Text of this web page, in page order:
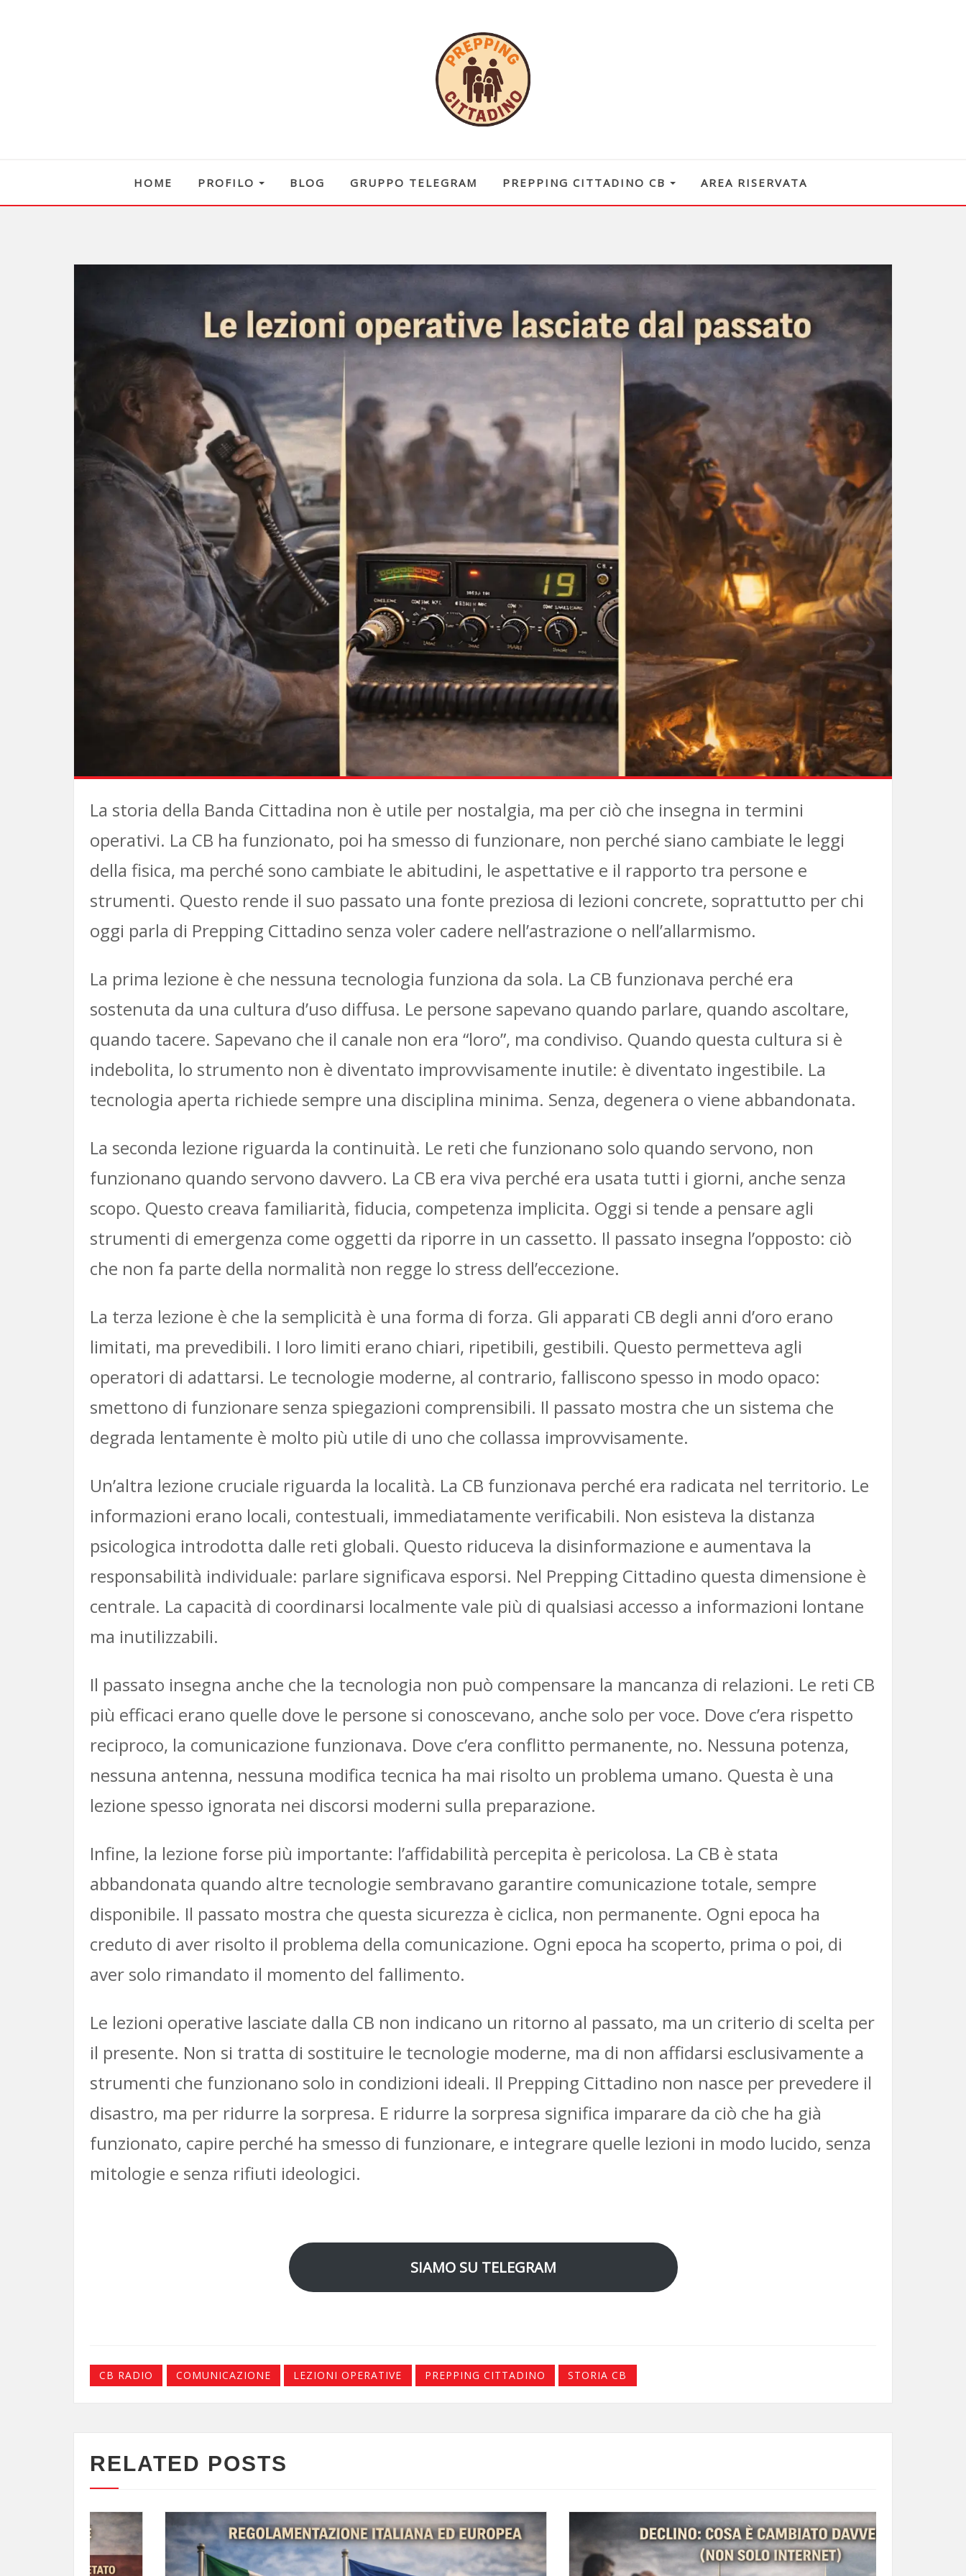
HOME PROFILO BLOG GRUPPO TELEGRAM PREPPING CITTADINO CB AREA RISERVATA
La storia della Banda Cittadina non è utile per nostalgia, ma per ciò che insegna in termini
operativi. La CB ha funzionato, poi ha smesso di funzionare, non perché siano cambiate le leggi
della fisica, ma perché sono cambiate le abitudini, le aspettative e il rapporto tra persone e
strumenti. Questo rende il suo passato una fonte preziosa di lezioni concrete, soprattutto per chi
oggi parla di Prepping Cittadino senza voler cadere nell’astrazione o nell’allarmismo.
La prima lezione è che nessuna tecnologia funziona da sola. La CB funzionava perché era
sostenuta da una cultura d’uso diffusa. Le persone sapevano quando parlare, quando ascoltare,
quando tacere. Sapevano che il canale non era “loro”, ma condiviso. Quando questa cultura si è
indebolita, lo strumento non è diventato improvvisamente inutile: è diventato ingestibile. La
tecnologia aperta richiede sempre una disciplina minima. Senza, degenera o viene abbandonata.
La seconda lezione riguarda la continuità. Le reti che funzionano solo quando servono, non
funzionano quando servono davvero. La CB era viva perché era usata tutti i giorni, anche senza
scopo. Questo creava familiarità, fiducia, competenza implicita. Oggi si tende a pensare agli
strumenti di emergenza come oggetti da riporre in un cassetto. Il passato insegna l’opposto: ciò
che non fa parte della normalità non regge lo stress dell’eccezione.
La terza lezione è che la semplicità è una forma di forza. Gli apparati CB degli anni d’oro erano
limitati, ma prevedibili. I loro limiti erano chiari, ripetibili, gestibili. Questo permetteva agli
operatori di adattarsi. Le tecnologie moderne, al contrario, falliscono spesso in modo opaco:
smettono di funzionare senza spiegazioni comprensibili. Il passato mostra che un sistema che
degrada lentamente è molto più utile di uno che collassa improvvisamente.
Un’altra lezione cruciale riguarda la località. La CB funzionava perché era radicata nel territorio. Le
informazioni erano locali, contestuali, immediatamente verificabili. Non esisteva la distanza
psicologica introdotta dalle reti globali. Questo riduceva la disinformazione e aumentava la
responsabilità individuale: parlare significava esporsi. Nel Prepping Cittadino questa dimensione è
centrale. La capacità di coordinarsi localmente vale più di qualsiasi accesso a informazioni lontane
ma inutilizzabili.
Il passato insegna anche che la tecnologia non può compensare la mancanza di relazioni. Le reti CB
più efficaci erano quelle dove le persone si conoscevano, anche solo per voce. Dove c’era rispetto
reciproco, la comunicazione funzionava. Dove c’era conflitto permanente, no. Nessuna potenza,
nessuna antenna, nessuna modifica tecnica ha mai risolto un problema umano. Questa è una
lezione spesso ignorata nei discorsi moderni sulla preparazione.
Infine, la lezione forse più importante: l’affidabilità percepita è pericolosa. La CB è stata
abbandonata quando altre tecnologie sembravano garantire comunicazione totale, sempre
disponibile. Il passato mostra che questa sicurezza è ciclica, non permanente. Ogni epoca ha
creduto di aver risolto il problema della comunicazione. Ogni epoca ha scoperto, prima o poi, di
aver solo rimandato il momento del fallimento.
Le lezioni operative lasciate dalla CB non indicano un ritorno al passato, ma un criterio di scelta per
il presente. Non si tratta di sostituire le tecnologie moderne, ma di non affidarsi esclusivamente a
strumenti che funzionano solo in condizioni ideali. Il Prepping Cittadino non nasce per prevedere il
disastro, ma per ridurre la sorpresa. E ridurre la sorpresa significa imparare da ciò che ha già
funzionato, capire perché ha smesso di funzionare, e integrare quelle lezioni in modo lucido, senza
mitologie e senza rifiuti ideologici.
SIAMO SU TELEGRAM
CB RADIO COMUNICAZIONE LEZIONI OPERATIVE PREPPING CITTADINO STORIA CB
RELATED POSTS